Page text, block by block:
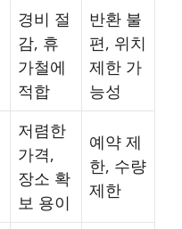
경비 절
감, 휴
가철에
적합
반환 불
편, 위치
제한 가
능성
저렴한
가격,
장소 확
보 용이
예약 제
한, 수량
제한